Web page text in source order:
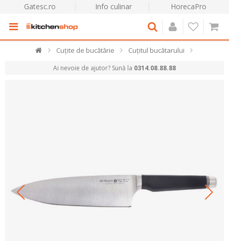
Gatesc.ro Info culinar HorecaPro
Cuțite de bucătărie Cuțitul bucătarului
Ai nevoie de ajutor? Sună la 0314.08.88.88